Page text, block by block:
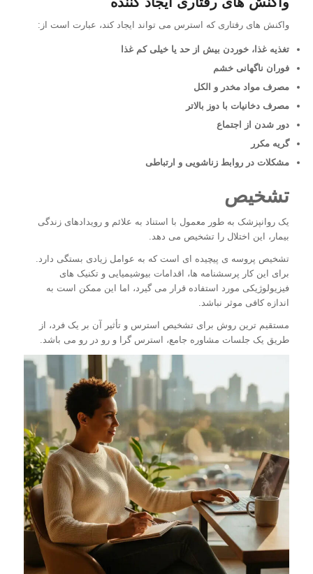
واکنش های رفتاری که استرس می تواند ایجاد کند، عبارت است از:
تغذیه غذا، خوردن بیش از حد یا خیلی کم غذا
فوران ناگهانی خشم
مصرف مواد مخدر و الکل
مصرف دخانیات با دوز بالاتر
دور شدن از اجتماع
گریه مکرر
مشکلات در روابط زناشویی و ارتباطی
تشخیص
یک روانپزشک به طور معمول با استناد به علائم و رویدادهای زندگی
بیمار، این اختلال را تشخیص می دهد.
تشخیص پروسه ی پیچیده ای است که به عوامل زیادی بستگی دارد.
برای این کار پرسشنامه ها، اقدامات بیوشیمیایی و تکنیک های
فیزیولوژیکی مورد استفاده قرار می گیرد، اما این ممکن است به
اندازه کافی موثر نباشد.
مستقیم ترین روش برای تشخیص استرس و تأثیر آن بر یک فرد، از
طریق یک جلسات مشاوره جامع، استرس گرا و رو در رو می باشد.